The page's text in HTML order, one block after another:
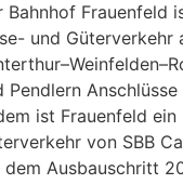
Bahnhof Frauenfeld
und Güterverkehr
Pendlern
ist Frauenfeld
von SBB
dem Ausbauschritt